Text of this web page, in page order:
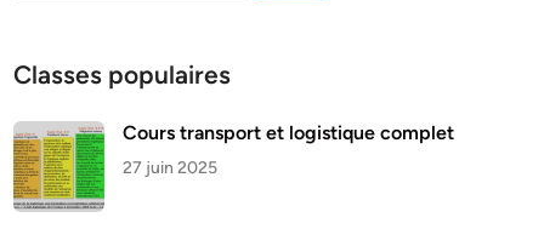
Classes populaires
Cours transport et logistique complet
27 juin 2025